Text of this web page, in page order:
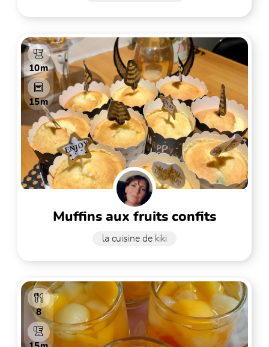
10m
15m
muffins aux fruits confits
la cuisine de kiki
8